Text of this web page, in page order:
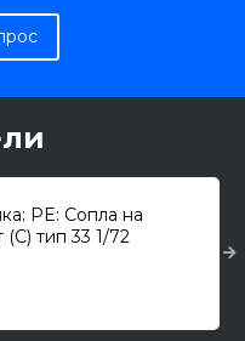
PE: Сопла на
(С) тип 33 1/72